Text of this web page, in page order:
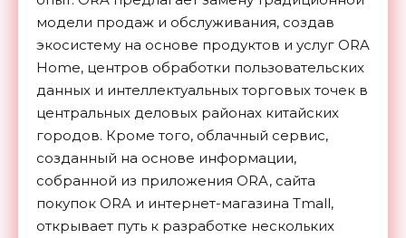
модели продаж и обслуживания, создав
экосистему на основе продуктов и услуг ORA
Home, центров обработки пользовательских
данных и интеллектуальных торговых точек в
центральных деловых районах китайских
городов. Кроме того, облачный сервис,
созданный на основе информации,
собранной из приложения ORA, сайта
покупок ORA и интернет-магазина Tmall,
открывает путь к разработке нескольких